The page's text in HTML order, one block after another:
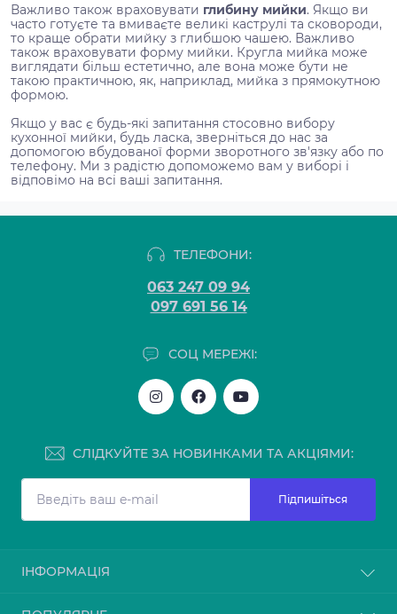
Важливо також враховувати глибину мийки. Якщо ви
часто готуєте та вмиваєте великі каструлі та сковороди,
то краще обрати мийку з глибшою чашею. Важливо
також враховувати форму мийки. Кругла мийка може
виглядати більш естетично, але вона може бути не
такою практичною, як, наприклад, мийка з прямокутною
формою.
Якщо у вас є будь-які запитання стосовно вибору
кухонної мийки, будь ласка, зверніться до нас за
допомогою вбудованої форми зворотного зв'язку або по
телефону. Ми з радістю допоможемо вам у виборі і
відповімо на всі ваші запитання.
ТЕЛЕФОНИ:
063 247 09 94
097 691 56 14
СОЦ МЕРЕЖІ:
СЛІДКУЙТЕ ЗА НОВИНКАМИ ТА АКЦІЯМИ:
Підпишіться
ІНФОРМАЦІЯ